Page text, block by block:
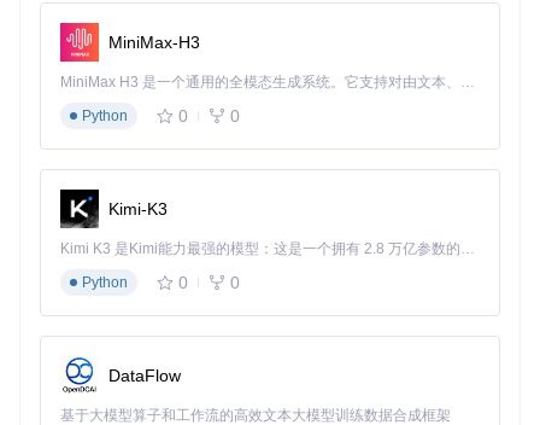
创新解决
同时查询多个音乐平台资源，并智能排序呈现结果。用户只需
括音质、时长等详细信息。
搜索一次性找到了所有想要的歌曲，避免了在不同平台间切换
的麻烦，准备时间缩短了60%。开发文档可参考搜索功能实
。
智能歌单管理：音乐收藏的个性化管家
传统痛点：多个平台的收藏列表各自独立，管理混乱，换设备
创新解决：洛雪音乐助手提供智能分类体系，支持按风格、场
景、歌手等多维度管理歌单，并具备自动去重和相似歌曲推荐
功能。用户可以创建"工作专注"、"健身运动"等场景化歌单，
系统会根据听歌历史自动补充同类歌曲。
MiniMax-H3
MiniMax H3 是一个通用的全模态生成系统。它支持对由文本、图像、视频和音频组成的多模态上下文进行统一理解，并能生成分辨率高达 2K、时长可达 15 秒的带原生立体声音频的视频。得益于面向任务泛化的系统设计，H3 在预训练阶段就已具备广泛的多模态上下文理解与生成能力，能够出色地执行复杂的多模态指令。
Python
0 0
Kimi-K3
Kimi K3 是Kimi能力最强的模型：这是一个拥有 2.8 万亿参数的混合专家（MoE）模型，具备原生视觉理解能力，并支持 100 万 token 的上下文窗口。
Python
0 0
DataFlow
基于大模型算子和工作流的高效文本大模型训练数据合成框架